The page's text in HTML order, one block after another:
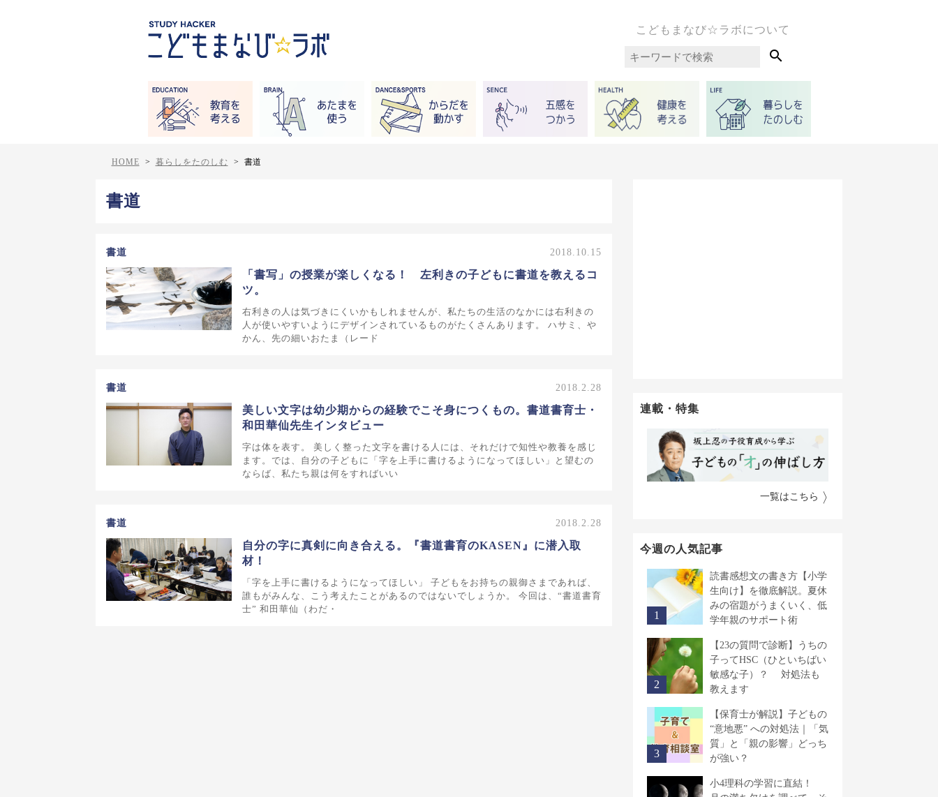
こどもまなび☆ラボについて

HOME > 暮らしをたのしむ > 書道
書道
書道 2018.10.15
「書写」の授業が楽しくなる！ 左利きの子どもに書道を教えるコ
ツ。
右利きの人は気づきにくいかもしれませんが、私たちの生活のなかには右利きの
人が使いやすいようにデザインされているものがたくさんあります。 ハサミ、や
かん、先の細いおたま（レード
書道 2018.2.28
美しい文字は幼少期からの経験でこそ身につくもの。書道書育士・
和田華仙先生インタビュー
字は体を表す。 美しく整った文字を書ける人には、それだけで知性や教養を感じ
ます。では、自分の子どもに「字を上手に書けるようになってほしい」と望むの
ならば、私たち親は何をすればいい
書道 2018.2.28
自分の字に真剣に向き合える。『書道書育のKASEN』に潜入取
材！
「字を上手に書けるようになってほしい」 子どもをお持ちの親御さまであれば、
誰もがみんな、こう考えたことがあるのではないでしょうか。 今回は、“書道書育
士” 和田華仙（わだ・
連載・特集
一覧はこちら
今週の人気記事
読書感想文の書き方【小学
生向け】を徹底解説。夏休
みの宿題がうまくいく、低
学年親のサポート術
【23の質問で診断】うちの
子ってHSC（ひといちばい
敏感な子）？ 対処法も
教えます
【保育士が解説】子どもの
“意地悪” への対処法｜「気
質」と「親の影響」どっち
が強い？
小4理科の学習に直結！